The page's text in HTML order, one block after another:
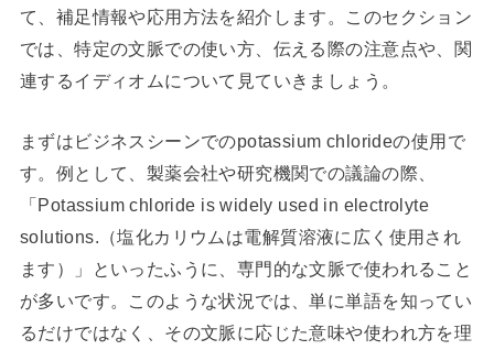
て、補足情報や応用方法を紹介します。このセクション
では、特定の文脈での使い方、伝える際の注意点や、関
連するイディオムについて見ていきましょう。
まずはビジネスシーンでのpotassium chlorideの使用で
す。例として、製薬会社や研究機関での議論の際、
「Potassium chloride is widely used in electrolyte
solutions.（塩化カリウムは電解質溶液に広く使用され
ます）」といったふうに、専門的な文脈で使われること
が多いです。このような状況では、単に単語を知ってい
るだけではなく、その文脈に応じた意味や使われ方を理